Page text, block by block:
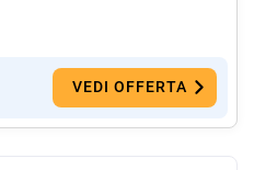
VEDI OFFERTA